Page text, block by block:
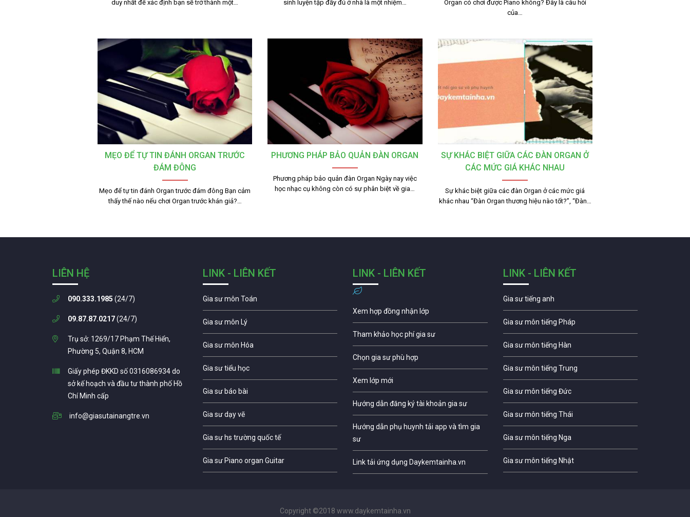
duy nhất để xác định bạn sẽ trở thành một…
sinh luyện tập đầy đủ ở nhà là một nhiệm…
Organ có chơi được Piano không? Đây là câu hỏi
của…
MẸO ĐỂ TỰ TIN ĐÁNH ORGAN TRƯỚC
ĐÁM ĐÔNG
Mẹo để tự tin đánh Organ trước đám đông Bạn cảm
thấy thế nào nếu chơi Organ trước khán giả?…
PHƯƠNG PHÁP BẢO QUẢN ĐÀN ORGAN
Phương pháp bảo quản đàn Organ Ngày nay việc
học nhạc cụ không còn có sự phân biệt về gia…
SỰ KHÁC BIỆT GIỮA CÁC ĐÀN ORGAN Ở
CÁC MỨC GIÁ KHÁC NHAU
Sự khác biệt giữa các đàn Organ ở các mức giá
khác nhau “Đàn Organ thương hiệu nào tốt?”, “Đàn…
LIÊN HỆ
090.333.1985 (24/7)
09.87.87.0217(24/7)
Trụ sở: 1269/17 Phạm Thế Hiển,
Phường 5, Quận 8, HCM
Giấy phép ĐKKD số 0316086934 do
sở kế hoạch và đầu tư thành phố Hồ
Chí Minh cấp
info@giasutainangtre.vn
LINK - LIÊN KẾT
Gia sư môn Toán
Gia sư môn Lý
Gia sư môn Hóa
Gia sư tiểu học
Gia sư báo bài
Gia sư dạy vẽ
Gia sư hs trường quốc tế
Gia sư Piano organ Guitar
LINK - LIÊN KẾT
Xem hợp đồng nhận lớp
Tham khảo học phí gia sư
Chọn gia sư phù hợp
Xem lớp mới
Hướng dẫn đăng ký tài khoản gia sư
Hướng dẫn phụ huynh tải app và tìm gia
sư
Link tải ứng dụng Daykemtainha.vn
LINK - LIÊN KẾT
Gia sư tiếng anh
Gia sư môn tiếng Pháp
Gia sư môn tiếng Hàn
Gia sư môn tiếng Trung
Gia sư môn tiếng Đức
Gia sư môn tiếng Thái
Gia sư môn tiếng Nga
Gia sư môn tiếng Nhật
Copyright ©2018 www.daykemtainha.vn